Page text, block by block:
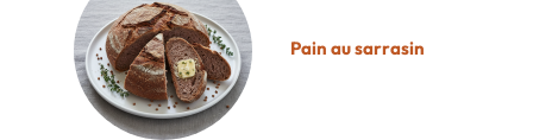
Pain au sarrasin